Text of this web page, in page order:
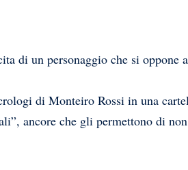
di un personaggio che si
di Monteiro Rossi in una
ancore che gli permettono di